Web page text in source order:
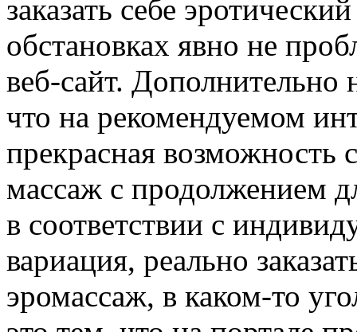
заказать себе
обстановках явно не
веб-сайт.
что на рекомендуемом
прекрасная возможность
массаж с продолжением
в соответствии с
вариация, реально
эромассаж, в каком-то